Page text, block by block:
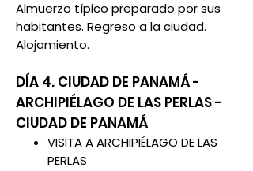
Almuerzo típico preparado por sus
habitantes. Regreso a la ciudad.
Alojamiento.
DÍA 4. CIUDAD DE PANAMÁ -
ARCHIPIÉLAGO DE LAS PERLAS -
CIUDAD DE PANAMÁ
VISITA A ARCHIPIÉLAGO DE LAS
PERLAS